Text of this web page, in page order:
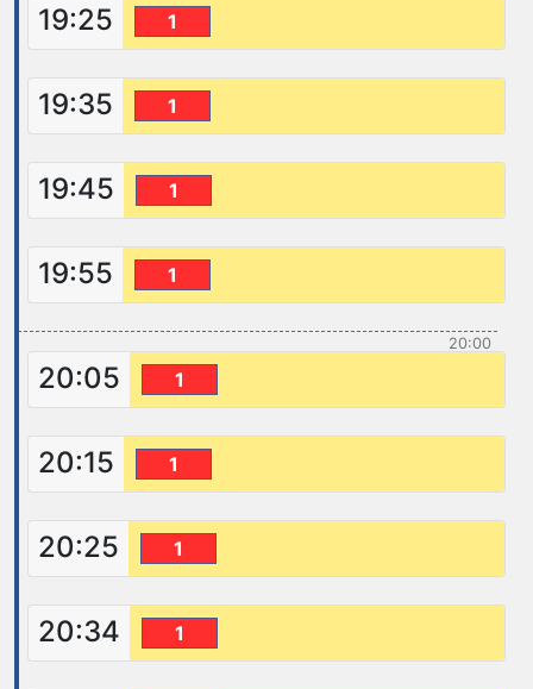
19:25 1
19:35 1
19:45 1
19:55 1
20:00
20:05 1
20:15 1
20:25 1
20:34 1